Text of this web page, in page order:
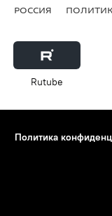
РОССИЯ
Rutube
Политика